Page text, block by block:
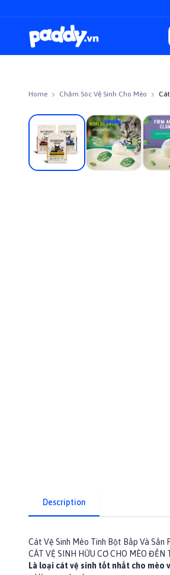
Home Chăm Sóc Vệ Sinh Cho Mèo
On sale
Description
Cát Vệ Sinh Mèo Tinh Bột Bắp Và
CÁT VỆ SINH HỮU CƠ CHO MÈO ĐẾN
Là loại cát vệ sinh tốt nhất cho mèo